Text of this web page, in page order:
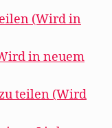
(Wird in
in neuem
teilen (Wird